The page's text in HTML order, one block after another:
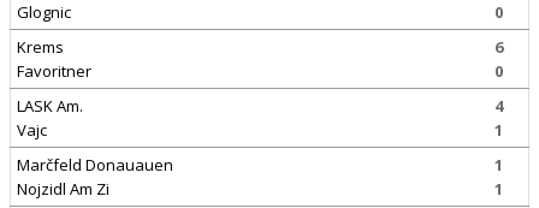
Glognic
0
Krems
Favoritner
6
0
LASK Am.
Vajc
4
1
Marčfeld Donauauen
Nojzidl Am Zi
1
1